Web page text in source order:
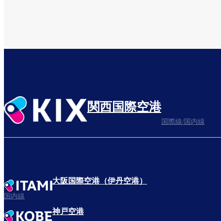
関西国際空港
国際線/国内線
大阪国際空港（伊丹空港）
国内線
神戸空港